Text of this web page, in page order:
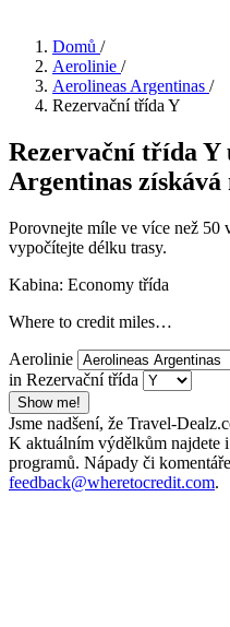
Domů /
Aerolinie /
Aerolineas Argentinas /
Rezervační třída Y
Rezervační třída Y
Argentinas získává
Porovnejte míle ve více než 50
vypočítejte délku trasy.
Kabina: Economy třída
Where to credit miles…
Aerolinie
in Rezervační třída
Show me!
Jsme nadšení, že Travel-
K aktuálním výdělkům najdete
programů. Nápady či
feedback@wheretocredit.com.